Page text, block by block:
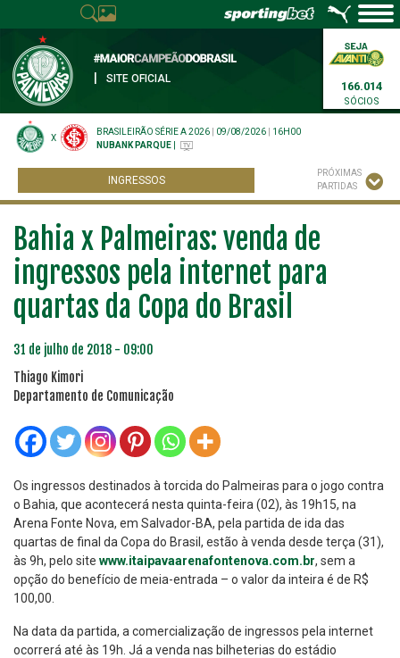
SITE OFICIAL
166.014
SÓCIOS
X
BRASILEIRÃO SÉRIE A 2026 09/08/2026
16H00
NUBANK PARQUE
INGRESSOS
PRÓXIMAS
PARTIDAS
Bahia x Palmeiras: venda de
ingressos pela internet para
quartas da Copa do Brasil
31 de julho de 2018 - 09:00
Thiago Kimori
Departamento de Comunicação
Os ingressos destinados à torcida do Palmeiras para o jogo contra
o Bahia, que acontecerá nesta quinta-feira (02), às 19h15, na
Arena Fonte Nova, em Salvador-BA, pela partida de ida das
quartas de final da Copa do Brasil, estão à venda desde terça (31),
às 9h, pelo site www.itaipavaarenafontenova.com.br, sem a
opção do benefício de meia-entrada – o valor da inteira é de R$
100,00.
Na data da partida, a comercialização de ingressos pela internet
ocorrerá até às 19h. Já a venda nas bilheterias do estádio